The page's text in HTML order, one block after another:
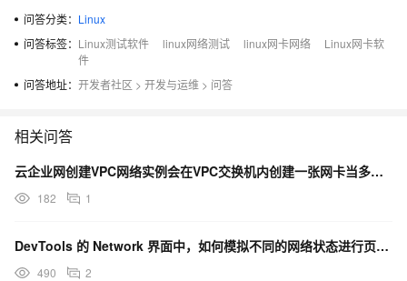
问答分类： Linux
问答标签： Linux测试软件 linux网络测试 linux网卡网络
Linux网卡软
件
问答地址： 开发者社区 > 开发与运维 > 问答
相关问答
云企业网创建VPC网络实例会在VPC交换机内创建一张网卡当多个可用区的交换机会选择哪个网卡
182 1
DevTools 的 Network 界面中，如何模拟不同的网络状态进行页面测试？
490 2